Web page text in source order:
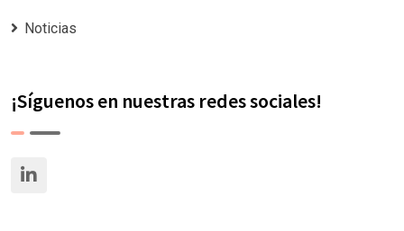
Noticias
¡Síguenos en nuestras redes sociales!